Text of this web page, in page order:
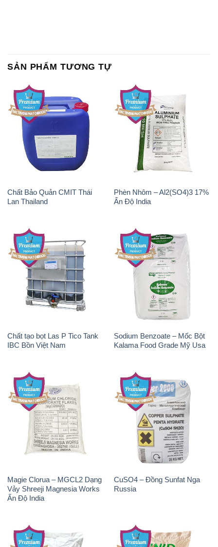
Chất Bảo Quản CMIT Thái
Lan Thailand
Phèn Nhôm – Al2(SO4)3 17%
Ấn Độ India
Chất tạo bọt Las P Tico Tank
IBC Bồn Việt Nam
Sodium Benzoate – Mốc Bột
Kalama Food Grade Mỹ Usa
Magie Clorua – MGCL2 Dạng
Vảy Shreeji Magnesia Works
Ấn Độ India
CuSO4 – Đồng Sunfat Nga